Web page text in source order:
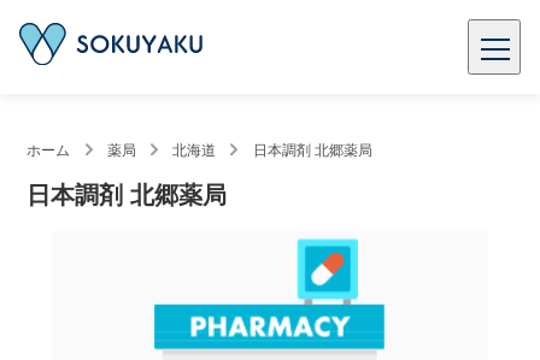
ホーム 薬局 北海道 日本調剤 北郷薬局
日本調剤 北郷薬局